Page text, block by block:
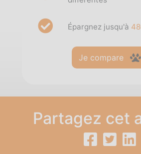
Épargnez jusqu'à
Je compare
Partagez cet